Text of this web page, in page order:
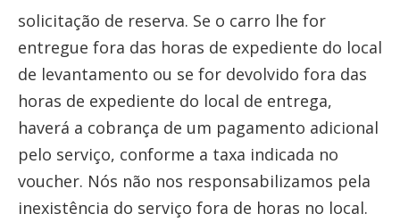
solicitação de reserva. Se o carro lhe for
entregue fora das horas de expediente do local
de levantamento ou se for devolvido fora das
horas de expediente do local de entrega,
haverá a cobrança de um pagamento adicional
pelo serviço, conforme a taxa indicada no
voucher. Nós não nos responsabilizamos pela
inexistência do serviço fora de horas no local.